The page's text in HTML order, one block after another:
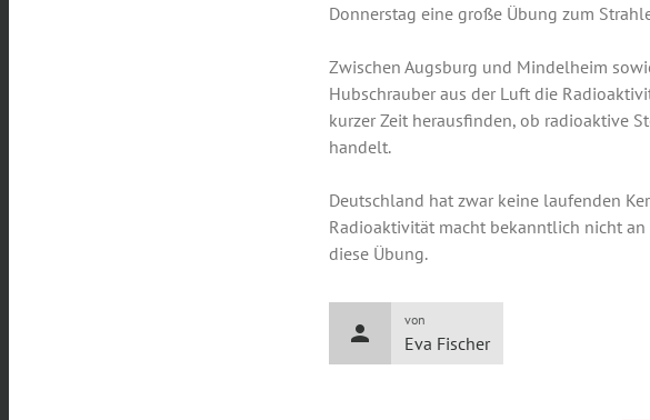
Donnerstag eine große Übung zum
Zwischen Augsburg und Mindelheim
Hubschrauber aus der Luft die
kurzer Zeit herausfinden, ob radioaktive
handelt.
Deutschland hat zwar keine laufenden
Radioaktivität macht bekanntlich nicht
diese Übung.
person
von
Eva Fischer